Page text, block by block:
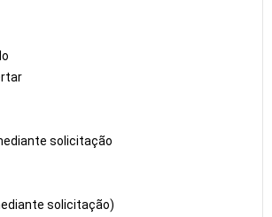
solicitação
solicitação)